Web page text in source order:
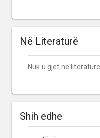
Në Literaturë
Nuk u gjet në literaturë
Shih edhe